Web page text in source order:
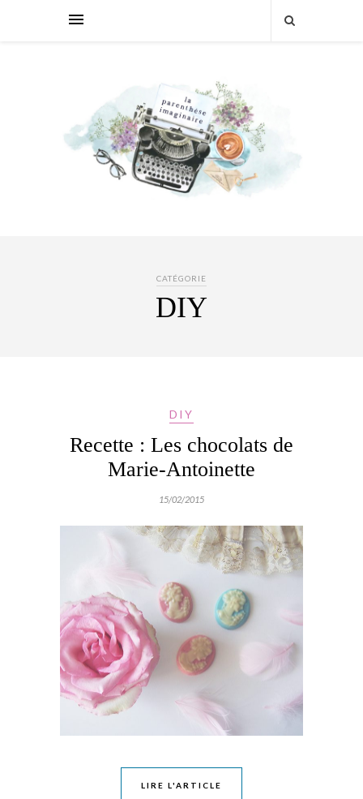
CATÉGORIE
DIY
DIY
Recette : Les chocolats de
Marie-Antoinette
15/02/2015
LIRE L'ARTICLE